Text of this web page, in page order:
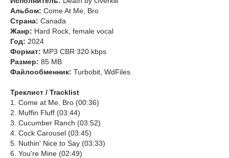
Альбом: Come At Me, Bro
Страна: Canada
Жанр: Hard Rock, female vocal
Год: 2024
Формат: MP3 CBR 320 kbps
Размер: 85 MB
Файлообменник: Turbobit, WdFiles
Треклист / Tracklist
1. Come at Me, Bro (00:36)
2. Muffin Fluff (03:44)
3. Cucumber Ranch (03:52)
4. Cock Carousel (03:45)
5. Nuthin' Nice to Say (03:33)
6. You're Mine (02:49)